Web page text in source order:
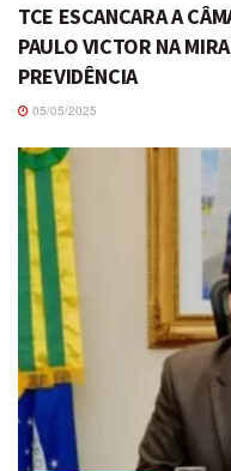
TCE ESCANCARA A
PAULO VICTOR NA
PREVIDÊNCIA
05/05/2025